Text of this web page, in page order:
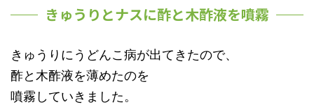
きゅうりとナスに酢と木酢液を噴霧
きゅうりにうどんこ病が出てきたので、
酢と木酢液を薄めたのを
噴霧していきました。